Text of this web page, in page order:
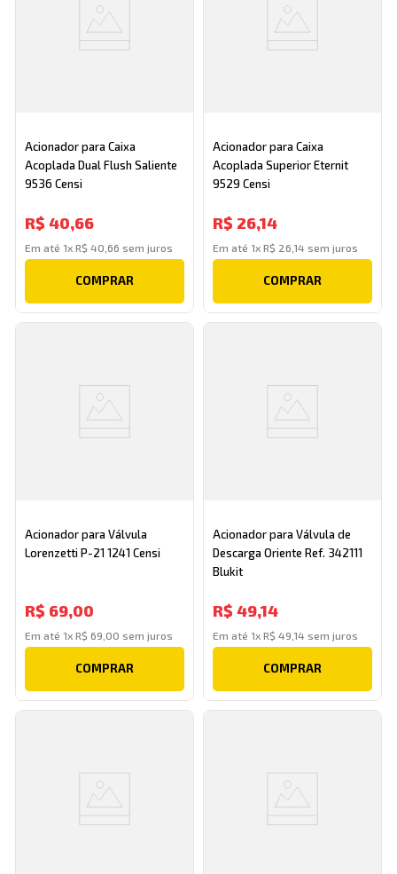
Acionador para Caixa
Acoplada Dual Flush Saliente
9536 Censi
R$ 40,66
Em até 1xR$ 40 ,66 sem juros
COMPRAR
Acionador para Caixa
Acoplada Superior Eternit
9529 Censi
R$ 26,14
Em até 1x R$ 26 14 sem juros
COMPRAR
Acionador para Válvula
Lorenzetti P-21 1241 Censi
R$ 69,00
Em até 1xR$ 69 00 sem juros
COMPRAR
Acionador para Válvula de
Descarga Oriente Ref. 342111
Blukit
R$ 49,14
Em até 1x R$ 49 14 sem juros
COMPRAR